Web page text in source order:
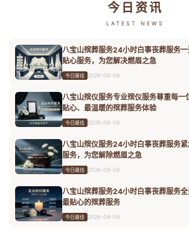
今日资讯
LATEST NEWS
八宝山殡葬服务24小时白事丧葬服务
贴心服务，为您解决燃眉之急
今日最佳 2026-08-06
八宝山殡仪服务专业殡仪服务尊重每一
贴心、最温暖的殡葬服务体验
今日最佳 2026-08-06
八宝山殡仪服务24小时白事丧葬服务
服务，为您解除燃眉之急
今日最佳 2026-08-06
八宝山殡葬服务24小时白事丧葬服务
最贴心的殡葬服务
今日最佳 2026-08-06